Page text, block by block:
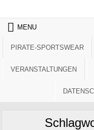
MENU
PIRATE-SPORTSWEAR
VERANSTALTUNGEN